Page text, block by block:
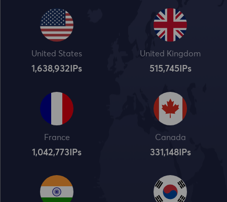
United States
1,638,932 IPs
United Kingdom
515,745IPs
France
1,042,773 IPs
Canada
331,148IPs